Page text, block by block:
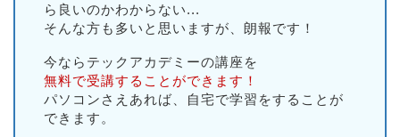
ら良いのかわからない...
そんな方も多いと思いますが、朗報です！
今ならテックアカデミーの講座を
無料で受講することができます！
パソコンさえあれば、自宅で学習をすることが
できます。